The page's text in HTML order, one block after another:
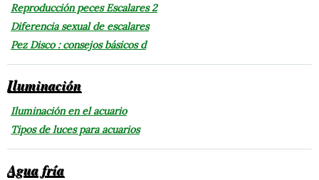
Reproducción peces Escalares 2
Diferencia sexual de escalares
Pez Disco : consejos básicos d
Iluminación
Iluminación en el acuario
Tipos de luces para acuarios
Agua fría